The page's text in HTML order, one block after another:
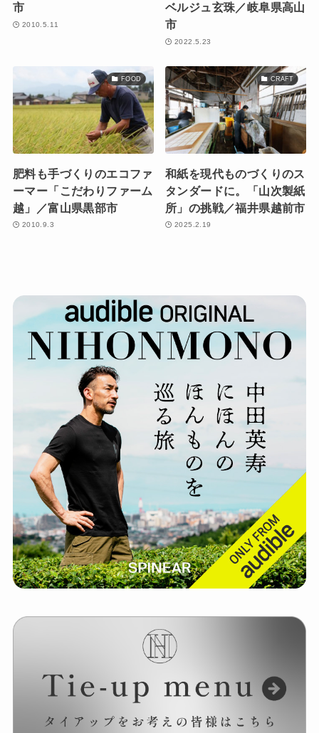
市
2010.5.11
ベルジュ玄珠／岐阜県高山
市
2022.5.23
FOOD
肥料も手づくりのエコファ
ーマー「こだわりファーム
越」／富山県黒部市
2010.9.3
CRAFT
和紙を現代ものづくりのス
タンダードに。「山次製紙
所」の挑戦／福井県越前市
2025.2.19